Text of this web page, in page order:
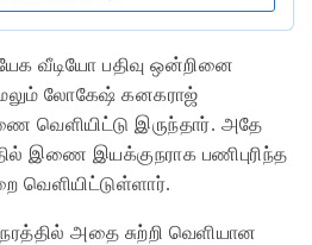
வீடியோ பதிவு ஒன்றினை
லோகேஷ் கனகராஜ்
வெளியிட்டு இருந்தார். அதே
இணை இயக்குநராக பணிபுரிந்த
வெளியிட்டுள்ளார்.
அதை சுற்றி வெளியான